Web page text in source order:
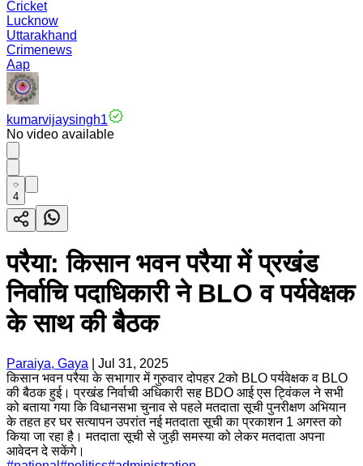
Cricket
Lucknow
Uttarakhand
Crimenews
Aap
kumarvijaysingh1
No video available
4
परैया: किसान भवन परैया में प्रखंड
निर्वाचि पदाधिकारी ने BLO व पर्यवेक्षक
के साथ की बैठक
Paraiya, Gaya
Jul 31, 2025
किसान भवन परैया के सभागार में गुरुवार दोपहर 2को BLO पर्यवेक्षक व BLO
की बैठक हुई। प्रखंड निर्वाची अधिकारी सह BDO आई एस ट्विंकल ने सभी
को बताया गया कि विधानसभा चुनाव से पहले मतदाता सूची पुनरीक्षण अभियान
के तहत हर घर सत्यापन उपरांत नई मतदाता सूची का प्रकाशन 1 अगस्त को
किया जा रहा है। मतदाता सूची से जुड़ी समस्या को लेकर मतदाता अपना
आवेदन दे सकेंगे।